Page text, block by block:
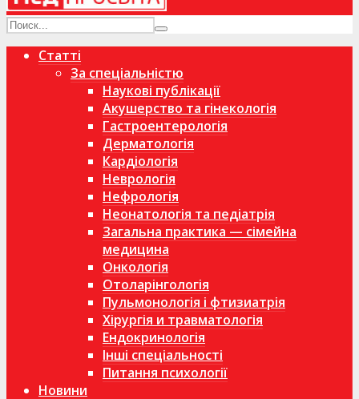
Статті
За спеціальністю
Наукові публікації
Акушерство та гінекологія
Гастроентерологія
Дерматологія
Кардіологія
Неврологія
Нефрологія
Неонатологія та педіатрія
Загальна практика — сімейна
медицина
Онкологія
Отоларінгологія
Пульмонологія і фтизиатрія
Хірургія и травматологія
Ендокринологія
Інші спеціальності
Питання психології
Новини